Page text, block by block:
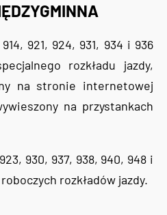
921, 924, 931, 934 i 936
rozkładu jazdy,
na stronie internetowej
na przystankach
930, 937, 938, 940, 948 i
rozkładów jazdy.